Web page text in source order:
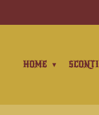
HOME SCONTI